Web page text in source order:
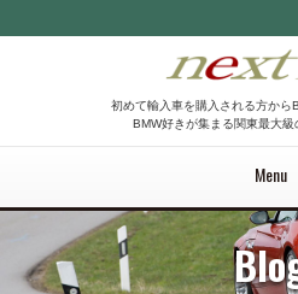
初めて輸入車を購入される方から
BMW好きが集まる関東最大
Menu